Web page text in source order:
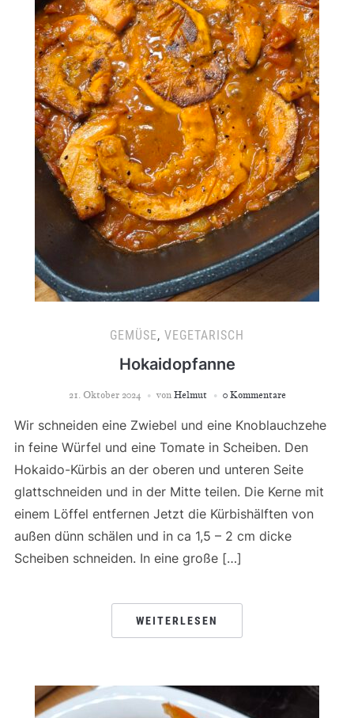
GEMÜSE, VEGETARISCH
Hokaidopfanne
21. Oktober 2024 von Helmut 0 Kommentare
Wir schneiden eine Zwiebel und eine Knoblauchzehe
in feine Würfel und eine Tomate in Scheiben. Den
Hokaido-Kürbis an der oberen und unteren Seite
glattschneiden und in der Mitte teilen. Die Kerne mit
einem Löffel entfernen Jetzt die Kürbishälften von
außen dünn schälen und in ca 1,5 – 2 cm dicke
Scheiben schneiden. In eine große […]
WEITERLESEN